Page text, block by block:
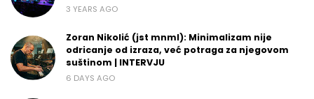
3 YEARS AGO
Zoran Nikolić (jst mnml): Minimalizam nije
odricanje od izraza, već potraga za njegovom
suštinom | INTERVJU
6 DAYS AGO